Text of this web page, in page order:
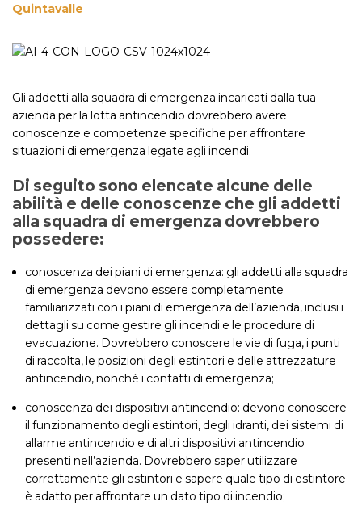
Quintavalle
Gli addetti alla squadra di emergenza incaricati dalla tua
azienda per la lotta antincendio dovrebbero avere
conoscenze e competenze specifiche per affrontare
situazioni di emergenza legate agli incendi.
Di seguito sono elencate alcune delle
abilità e delle conoscenze che gli addetti
alla squadra di emergenza dovrebbero
possedere:
conoscenza dei piani di emergenza: gli addetti alla squadra
di emergenza devono essere completamente
familiarizzati con i piani di emergenza dell’azienda, inclusi i
dettagli su come gestire gli incendi e le procedure di
evacuazione. Dovrebbero conoscere le vie di fuga, i punti
di raccolta, le posizioni degli estintori e delle attrezzature
antincendio, nonché i contatti di emergenza;
conoscenza dei dispositivi antincendio: devono conoscere
il funzionamento degli estintori, degli idranti, dei sistemi di
allarme antincendio e di altri dispositivi antincendio
presenti nell’azienda. Dovrebbero saper utilizzare
correttamente gli estintori e sapere quale tipo di estintore
è adatto per affrontare un dato tipo di incendio;